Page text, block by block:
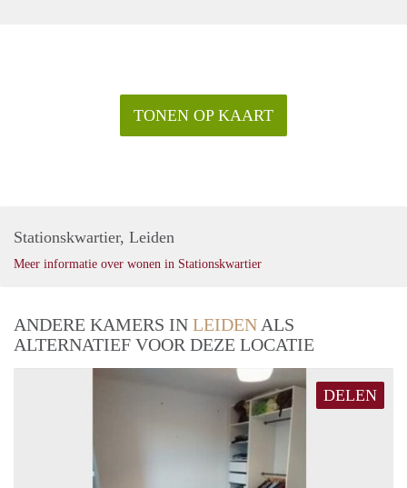
TONEN OP KAART
Stationskwartier, Leiden
Meer informatie over wonen in Stationskwartier
ANDERE KAMERS IN LEIDEN ALS
ALTERNATIEF VOOR DEZE LOCATIE
DELEN